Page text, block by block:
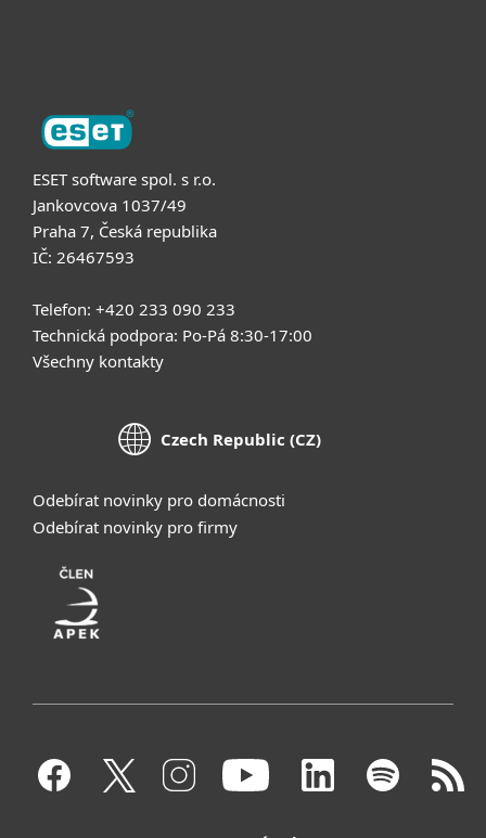
ESET software spol. s r.o.
Jankovcova 1037/49
Praha 7, Česká republika
IČ: 26467593
Telefon: +420 233 090 233
Technická podpora: Po-Pá 8:30-17:00
Všechny kontakty
Czech Republic (CZ)
Odebírat novinky pro domácnosti
Odebírat novinky pro firmy